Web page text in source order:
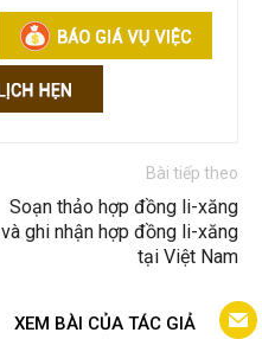
Bài tiếp theo
Soạn thảo hợp đồng li-xăng
và ghi nhận hợp đồng li-xăng
tại Việt Nam
XEM BÀI CỦA TÁC GIẢ